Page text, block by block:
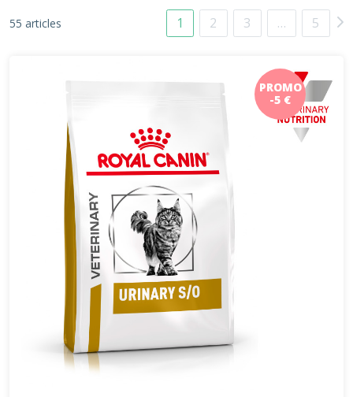
55 articles 1 2 3 … 5
PROMO
-5 €